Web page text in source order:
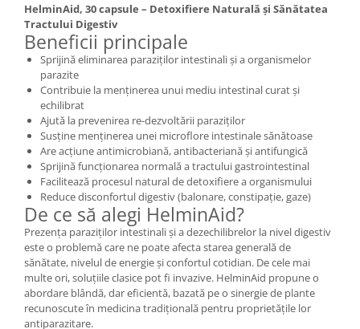
HelminAid, 30 capsule – Detoxifiere Naturală și Sănătatea
Tractului Digestiv
Beneficii principale
Sprijină eliminarea paraziților intestinali și a organismelor
parazite
Contribuie la menținerea unui mediu intestinal curat și
echilibrat
Ajută la prevenirea re-dezvoltării paraziților
Susține menținerea unei microflore intestinale sănătoase
Are acțiune antimicrobiană, antibacteriană și antifungică
Sprijină funcționarea normală a tractului gastrointestinal
Facilitează procesul natural de detoxifiere a organismului
Reduce disconfortul digestiv (balonare, constipație, gaze)
De ce să alegi HelminAid?
Prezența paraziților intestinali și a dezechilibrelor la nivel digestiv
este o problemă care ne poate afecta starea generală de
sănătate, nivelul de energie și confortul cotidian. De cele mai
multe ori, soluțiile clasice pot fi invazive. HelminAid propune o
abordare blândă, dar eficientă, bazată pe o sinergie de plante
recunoscute în medicina tradițională pentru proprietățile lor
antiparazitare.